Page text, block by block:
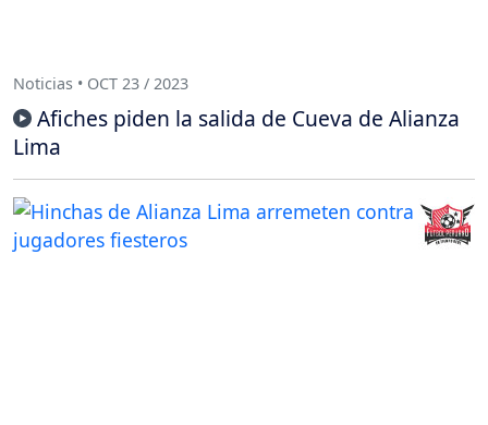
Noticias • OCT 23 / 2023
Afiches piden la salida de Cueva de Alianza
Lima